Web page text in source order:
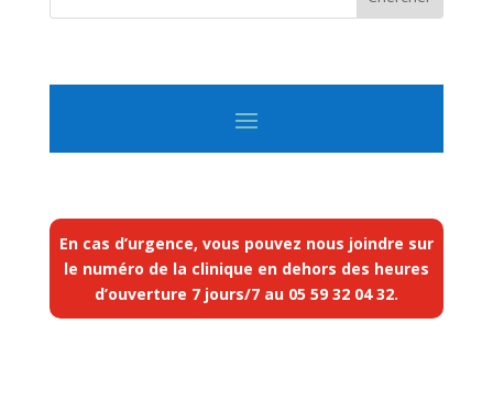
En cas d’urgence, vous pouvez nous joindre sur
le numéro de la clinique en dehors des heures
d’ouverture 7 jours/7 au 05 59 32 04 32.